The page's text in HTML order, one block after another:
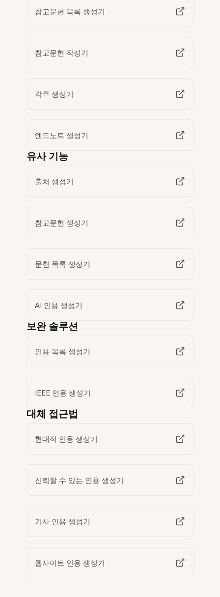
참고문헌 목록 생성기
참고문헌 작성기
각주 생성기
엔드노트 생성기
유사 기능
출처 생성기
참고문헌 생성기
문헌 목록 생성기
AI 인용 생성기
보완 솔루션
인용 목록 생성기
IEEE 인용 생성기
대체 접근법
현대적 인용 생성기
신뢰할 수 있는 인용 생성기
기사 인용 생성기
웹사이트 인용 생성기